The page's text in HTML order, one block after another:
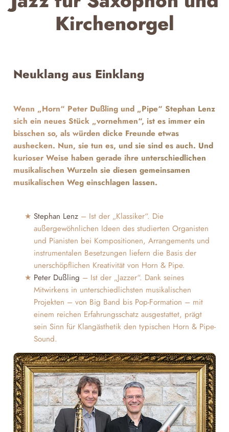
Kirchenorgel
Neuklang aus Einklang
Wenn „Horn“ Peter Dußling und „Pipe“ Stephan Lenz
sich ein neues Stück „vornehmen“, ist es immer ein
bisschen so, als würden dicke Freunde etwas
aushecken. Nun, sie tun es, und sie sind es auch. Und
kurioser Weise haben gerade ihre unterschiedlichen
musikalischen Wurzeln sie diesen gemeinsamen
musikalischen Weg einschlagen lassen.
Stephan Lenz– Ist der „Klassiker“. Die
außergewöhnlichen Ideen des studierten Organisten
und Pianisten bei Kompositionen, Arrangements und
instrumentalen Besetzungen liefern die Basis der
unerschöpflichen Kreativität von Horn & Pipe.
Peter Dußling – Ist der „Jazzer“. Dank seines
Mitwirkens in unterschiedlichsten musikalischen
Projekten – von Big Band bis Pop-Formation – mit
einem reichen Erfahrungsschatz ausgestattet, prägt
sein Sinn für Klangästhetik den typischen Horn & Pipe-
Sound.